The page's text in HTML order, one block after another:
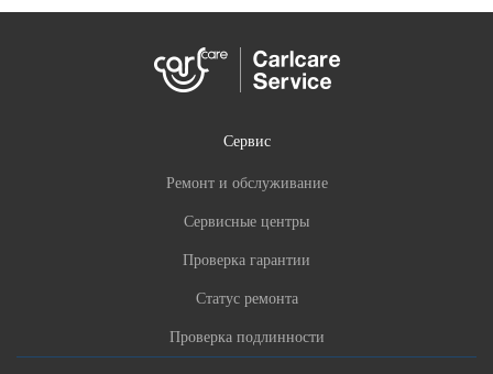
Сервис
Ремонт и обслуживание
Сервисные центры
Проверка гарантии
Статус ремонта
Проверка подлинности